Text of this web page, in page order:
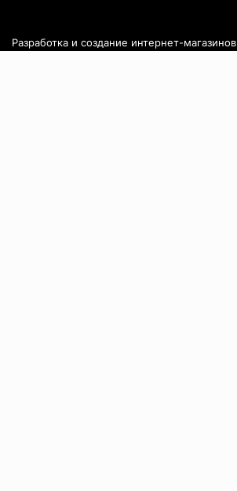
Разработка и создание интернет-магазинов